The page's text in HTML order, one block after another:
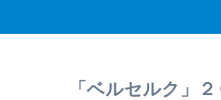
「ベルセルク」